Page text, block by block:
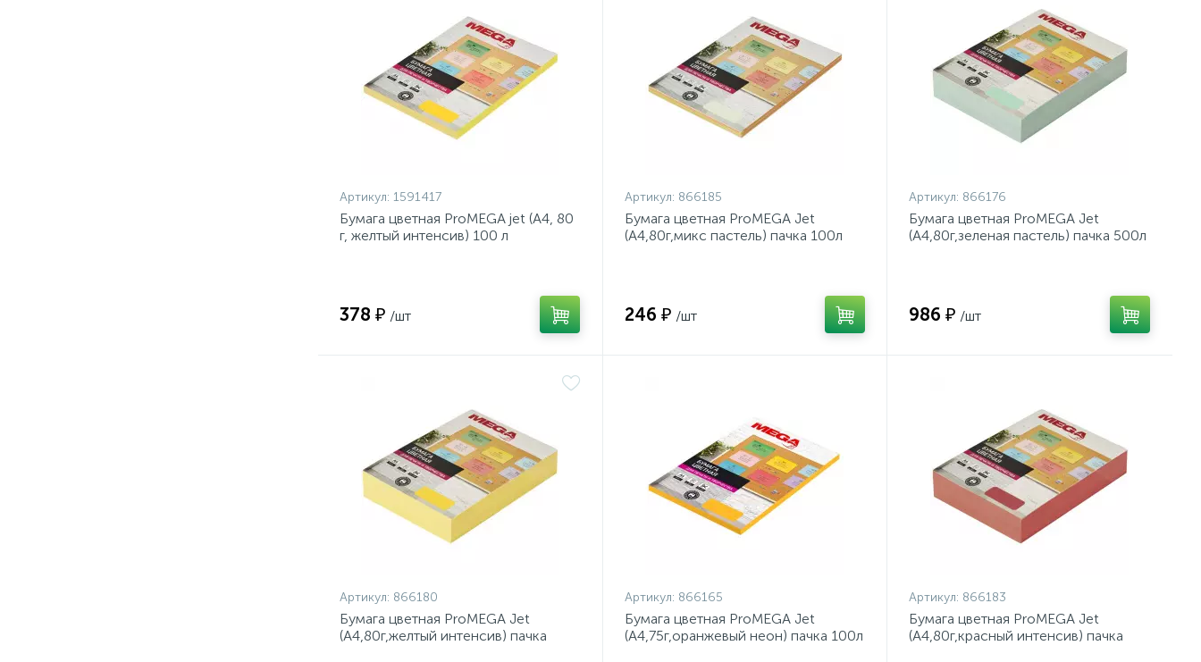
Артикул: 1591417
Бумага цветная ProMEGA jet (А4, 80
г, желтый интенсив) 100 л
378 ₽ /шт
Артикул: 866185
Бумага цветная ProMEGA Jet
(А4,80г,микс пастель) пачка 100л
246 ₽ /шт
Артикул: 866176
Бумага цветная ProMEGA Jet
(А4,80г,зеленая пастель) пачка 500л
986 ₽ /шт
Артикул: 866180
Бумага цветная ProMEGA Jet
(А4,80г,желтый интенсив) пачка
Артикул: 866165
Бумага цветная ProMEGA Jet
(А4,75г,оранжевый неон) пачка 100л
Артикул: 866183
Бумага цветная ProMEGA Jet
(А4,80г,красный интенсив) пачка